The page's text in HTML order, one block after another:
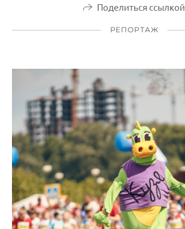
Поделиться ссылкой
РЕПОРТАЖ